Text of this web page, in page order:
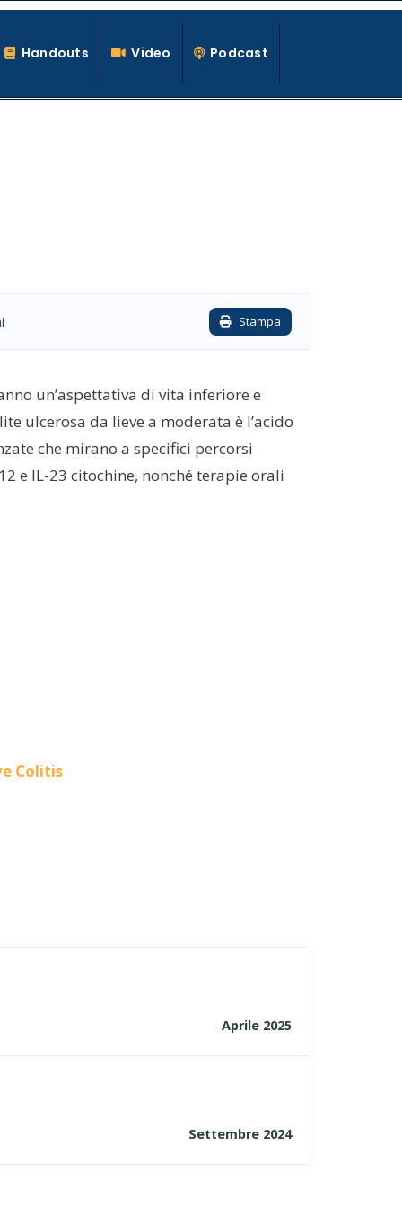
Handouts Video Podcast
Stampa
un’aspettativa di vita inferiore e
ulcerosa da lieve a moderata è l’acido
che mirano a specifici percorsi
e IL-23 citochine, nonché terapie orali
Colitis
Aprile 2025
Settembre 2024